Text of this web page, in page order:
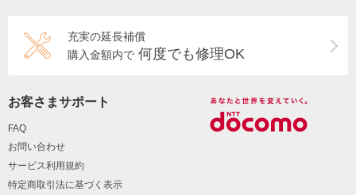
充実の延長補償
購入金額内で 何度でも修理OK
お客さまサポート
FAQ
お問い合わせ
サービス利用規約
特定商取引法に基づく表示